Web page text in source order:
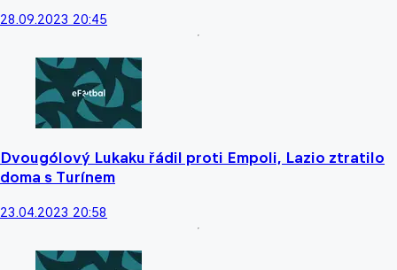
28.09.2023 20:45
Dvougólový Lukaku řádil proti Empoli, Lazio ztratilo
doma s Turínem
23.04.2023 20:58